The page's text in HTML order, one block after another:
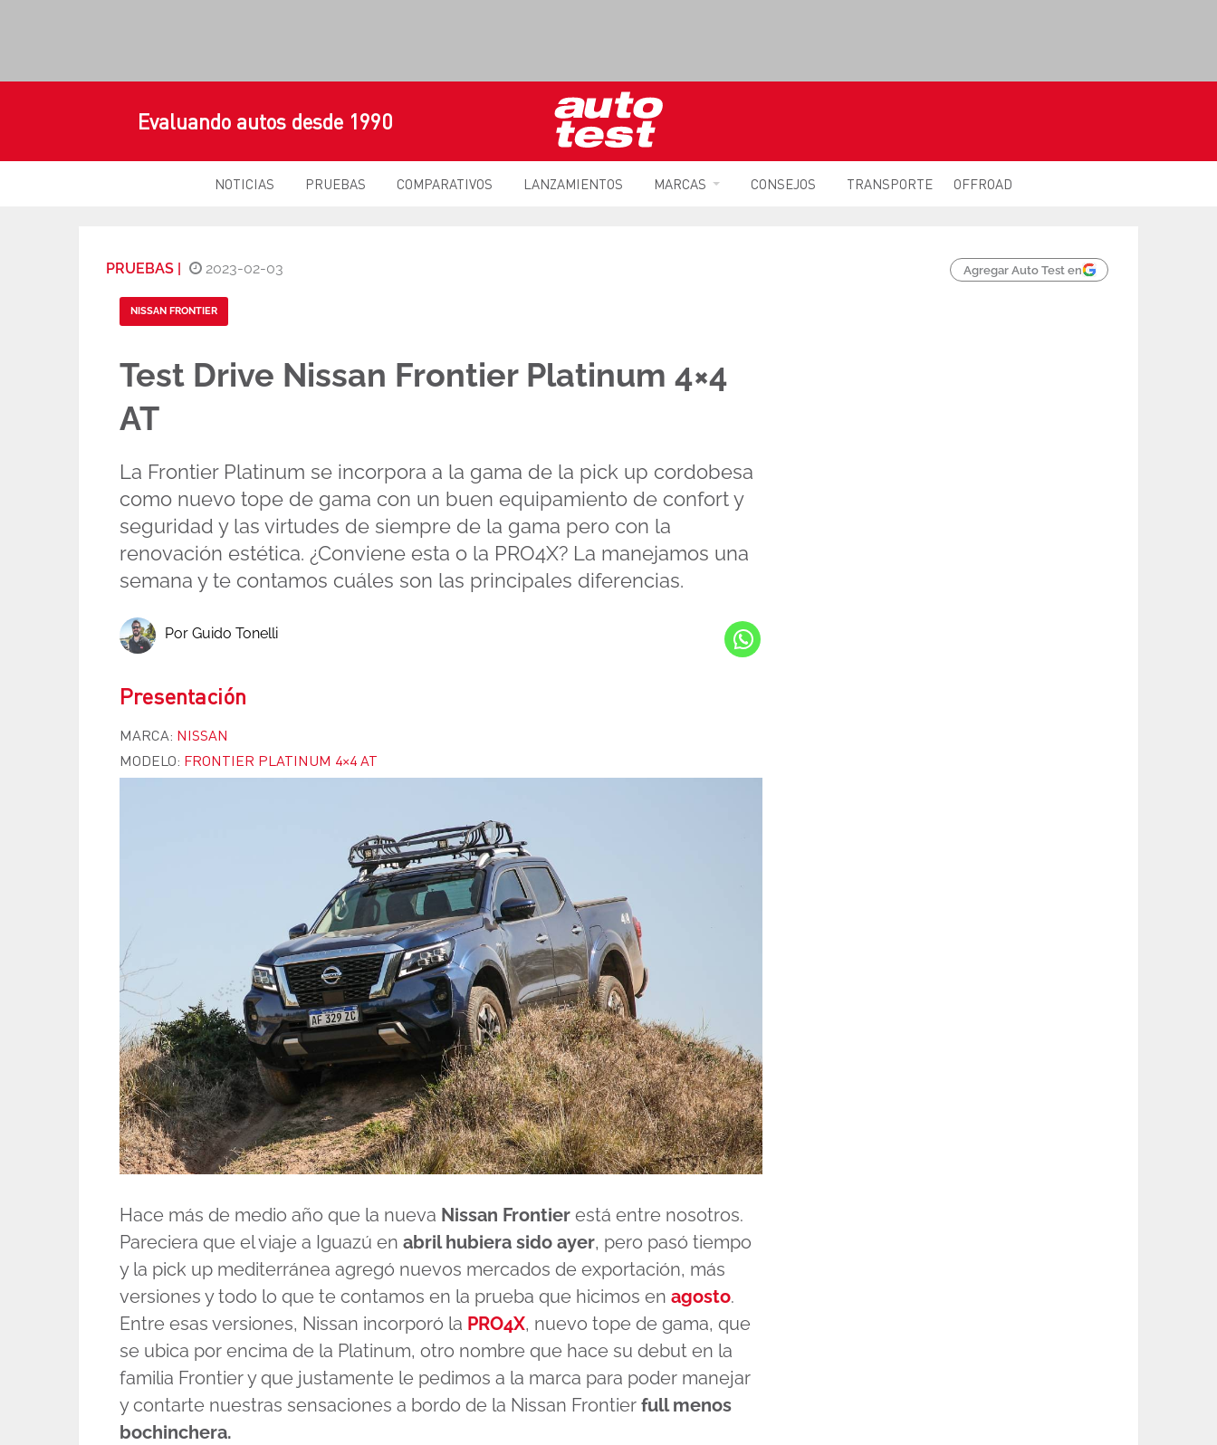
Evaluando autos desde 1990
NOTICIAS PRUEBAS COMPARATIVOS LANZAMIENTOS MARCAS CONSEJOS TRANSPORTE OFFROAD
PRUEBAS | 2023-02-03 Agregar Auto Test en
NISSAN FRONTIER
Test Drive Nissan Frontier Platinum 4×4
AT
La Frontier Platinum se incorpora a la gama de la pick up cordobesa
como nuevo tope de gama con un buen equipamiento de confort y
seguridad y las virtudes de siempre de la gama pero con la
renovación estética. ¿Conviene esta o la PRO4X? La manejamos una
semana y te contamos cuáles son las principales diferencias.
Por Guido Tonelli
Presentación
MARCA: NISSAN
MODELO: FRONTIER PLATINUM 4×4 AT
Hace más de medio año que la nueva Nissan Frontier está entre nosotros.
Pareciera que el viaje a Iguazú en abril hubiera sido ayer, pero pasó tiempo
y la pick up mediterránea agregó nuevos mercados de exportación, más
versiones y todo lo que te contamos en la prueba que hicimos en agosto.
Entre esas versiones, Nissan incorporó la PRO4X, nuevo tope de gama, que
se ubica por encima de la Platinum, otro nombre que hace su debut en la
familia Frontier y que justamente le pedimos a la marca para poder manejar
y contarte nuestras sensaciones a bordo de la Nissan Frontier full menos
bochinchera.